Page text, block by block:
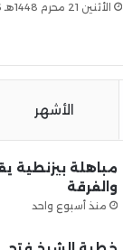
الأثنين 21 محرم 1448هـ 6-7-2026م
الأشهر
مباهلة بيزنطية
والفرقة
منذ أسبوع واحد